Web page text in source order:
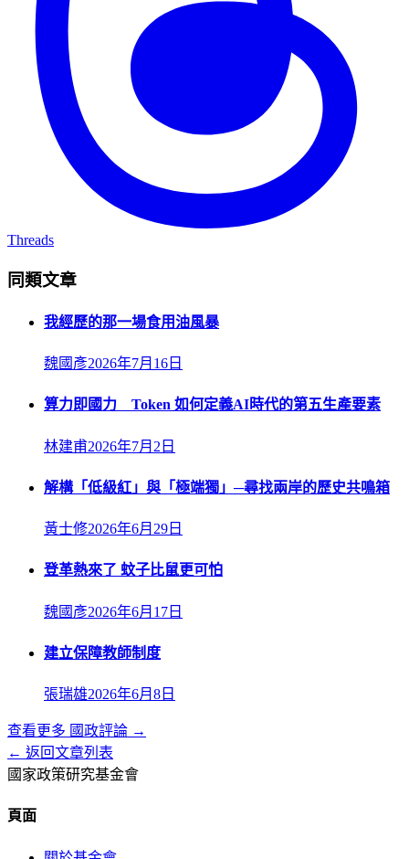
Threads
同類文章
我經歷的那一場食用油風暴
魏國彥2026年7月16日
算力即國力 Token 如何定義AI時代的第五生產要素
林建甫2026年7月2日
解構「低級紅」與「極端獨」─尋找兩岸的歷史共鳴箱
黃士修2026年6月29日
登革熱來了 蚊子比鼠更可怕
魏國彥2026年6月17日
建立保障教師制度
張瑞雄2026年6月8日
查看更多 國政評論 →
← 返回文章列表
國家政策研究基金會
頁面